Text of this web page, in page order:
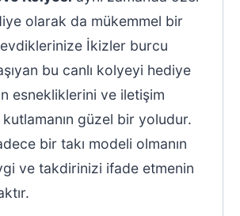
olarak da mükemmel bir
İkizler burcu
bu canlı kolyeyi hediye
esnekliklerini ve iletişim
güzel bir yoludur.
bir takı modeli olmanın
ve takdirinizi ifade etmenin